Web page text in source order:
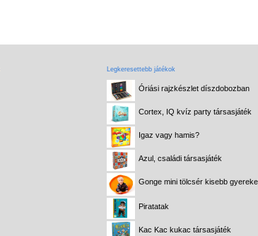
Legkeresettebb játékok
Óriási rajzkészlet díszdobozban
Cortex, IQ kvíz party társasjáték
Igaz vagy hamis?
Azul, családi társasjáték
Gonge mini tölcsér kisebb
Piratatak
Kac Kac kukac társasjáték